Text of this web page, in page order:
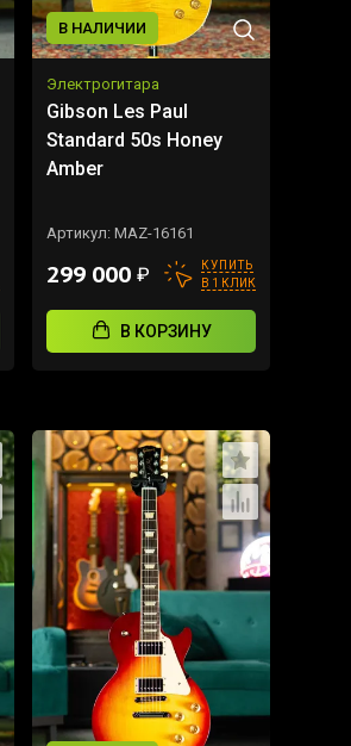
В НАЛИЧИИ
Электрогитара
Gibson Les Paul
Standard 50s Honey
Amber
Артикул:MAZ-16161
299 000₽
КУПИТЬ
В 1 КЛИК
В КОРЗИНУ